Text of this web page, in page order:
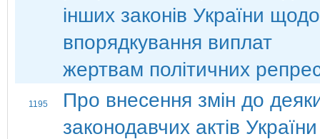
інших законів України щодо
впорядкування виплат
жертвам політичних
1195
Про внесення змін до
законодавчих актів України